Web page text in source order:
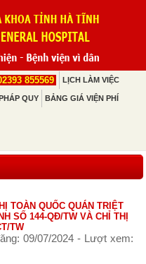
855569 LỊCH LÀM VIỆC
QUY BẢNG GIÁ VIỆN PHÍ
TOÀN QUỐC QUÁN TRIỆT
SỐ 144-QĐ/TW VÀ CHỈ THỊ
TW
09/07/2024 - Lượt xem: